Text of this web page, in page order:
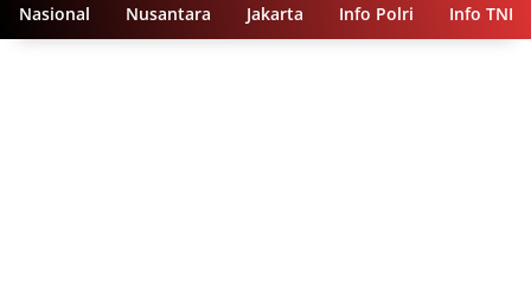
Nasional Nusantara Jakarta Info Polri Info TNI